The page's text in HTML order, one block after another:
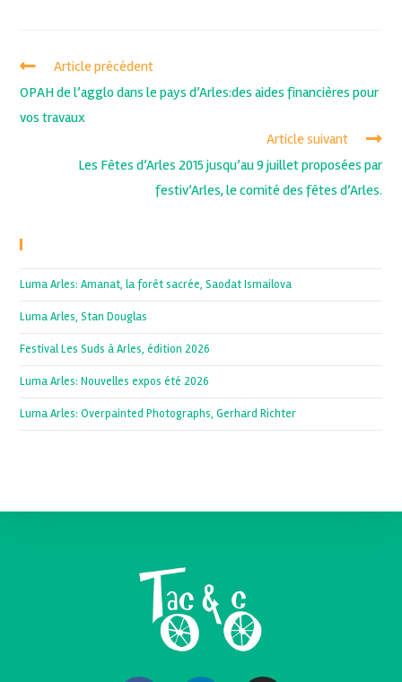
Article précédent
OPAH de l’agglo dans le pays d’Arles:des aides financières pour
vos travaux
Article suivant
Les Fêtes d’Arles 2015 jusqu’au 9 juillet proposées par
festiv’Arles, le comité des fêtes d’Arles.
Luma Arles: Amanat, la forêt sacrée, Saodat Ismailova
Luma Arles, Stan Douglas
Festival Les Suds à Arles, édition 2026
Luma Arles: Nouvelles expos été 2026
Luma Arles: Overpainted Photographs, Gerhard Richter